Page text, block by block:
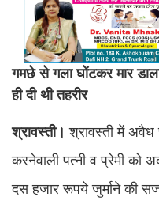
गमछे से गला घोंटकर मार
ही दी थी तहरीर
श्रावस्ती।श्रावस्ती में अवैध
करनेवाली पत्नी व प्रेमी
दस हजार रूपये जुर्माने की